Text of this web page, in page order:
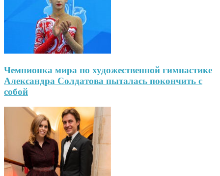
Чемпионка мира по художественной гимнастике
Александра Солдатова пыталась покончить с
собой